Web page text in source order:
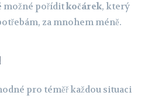
možné poříditkočárek, který
za mnohem méně.
pro téměř každou situaci